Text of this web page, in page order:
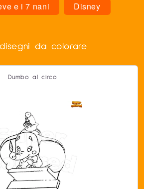
e i 7 nani Disney
da colorare
Dumbo al circo